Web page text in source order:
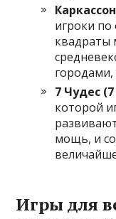
игроки
квадраты
7 Чудес
которой
мощь, и
Игры для